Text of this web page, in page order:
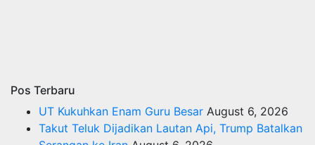
Pos Terbaru
UT Kukuhkan Enam Guru Besar August 6, 2026
Takut Teluk Dijadikan Lautan Api, Trump Batalkan